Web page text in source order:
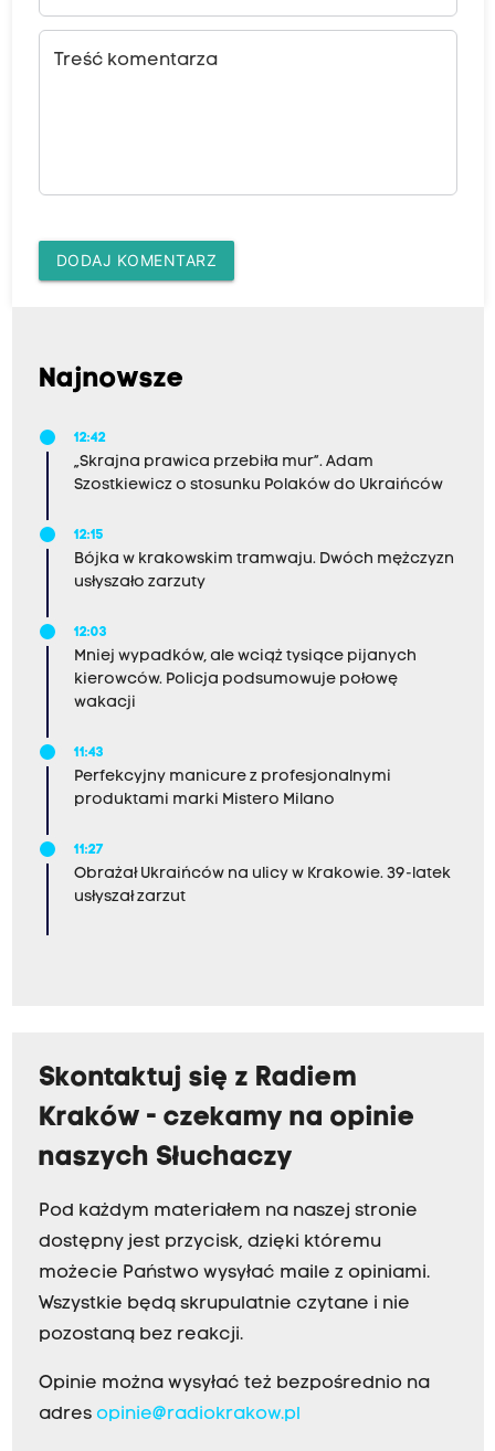
Treść komentarza
DODAJ KOMENTARZ
Najnowsze
12:42
„Skrajna prawica przebiła mur”. Adam
Szostkiewicz o stosunku Polaków do Ukraińców
12:15
Bójka w krakowskim tramwaju. Dwóch mężczyzn
usłyszało zarzuty
12:03
Mniej wypadków, ale wciąż tysiące pijanych
kierowców. Policja podsumowuje połowę
wakacji
11:43
Perfekcyjny manicure z profesjonalnymi
produktami marki Mistero Milano
11:27
Obrażał Ukraińców na ulicy w Krakowie. 39-latek
usłyszał zarzut
Skontaktuj się z Radiem
Kraków - czekamy na opinie
naszych Słuchaczy
Pod każdym materiałem na naszej stronie
dostępny jest przycisk, dzięki któremu
możecie Państwo wysyłać maile z opiniami.
Wszystkie będą skrupulatnie czytane i nie
pozostaną bez reakcji.
Opinie można wysyłać też bezpośrednio na
adres opinie@radiokrakow.pl